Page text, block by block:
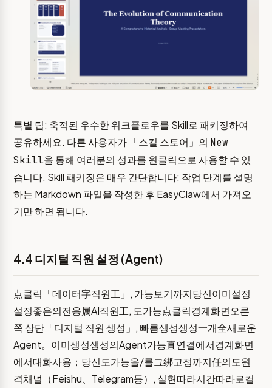
특별 팁: 축적된 우수한 워크플로우를 Skill로 패키징하여
공유하세요. 다른 사용자가 「스킬 스토어」의 New
Skill을 통해 여러분의 성과를 원클릭으로 사용할 수 있
습니다. Skill 패키징은 매우 간단합니다: 작업 단계를 설명
하는 Markdown 파일을 작성한 후 EasyClaw에서 가져오
기만 하면 됩니다.
4.4 디지털 직원 설정 (Agent)
点클릭「데이터字직원工」, 가능보기까지당신이미설정
설정좋은의전용属AI직원工, 도가능点클릭경계화면오른
쪽 상단「디지털 직원 생성」, 빠름생성생성一개全새로운
Agent。이미생성생성의Agent가능直연결에서경계화면
에서대화사용；당신도가능을/를그绑고정까지任의도원
격채널（Feishu、Telegram등）, 실현따라시간따라로컬